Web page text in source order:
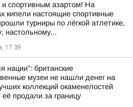
спортивным азартом! На
кипели настоящие спортивные
турниры по лёгкой атлетике,
настольному...
17:39
нации": британские
музеи не нашли денег на
коллекций окаменелостей
продали за границу